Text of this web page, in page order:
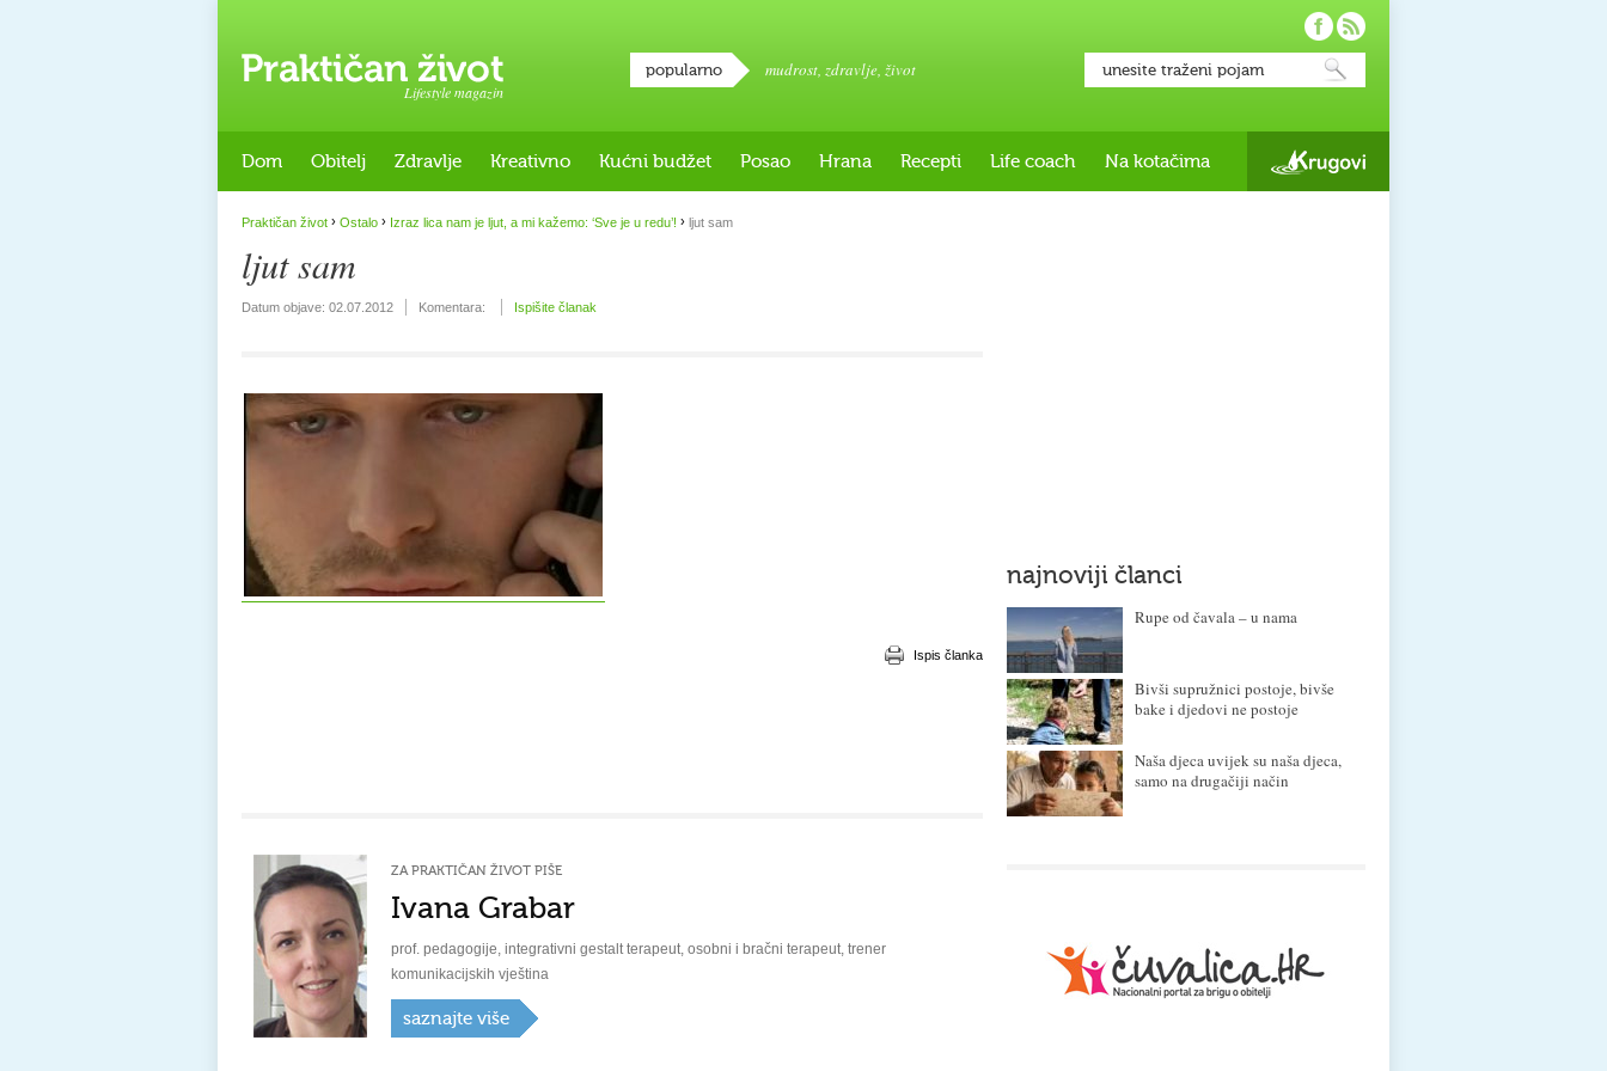
Lifestyle magazin
popularno mudrost, zdravlje, život
Dom Obitelj Zdravlje Kreativno Kućni budžet Posao Hrana Recepti Life coach Na kotačima
Praktičan život › Ostalo › Izraz lica nam je ljut, a mi kažemo: ‘Sve je u redu’! › ljut sam
ljut sam
Datum objave: 02.07.2012 Komentara: Ispišite članak
Ispis članka
ZA PRAKTIČAN ŽIVOT PIŠE
Ivana Grabar
prof. pedagogije, integrativni gestalt terapeut, osobni i bračni terapeut, trener
komunikacijskih vještina
saznajte više
najnoviji članci
Rupe od čavala – u nama
Bivši supružnici postoje, bivše
bake i djedovi ne postoje
Naša djeca uvijek su naša djeca,
samo na drugačiji način